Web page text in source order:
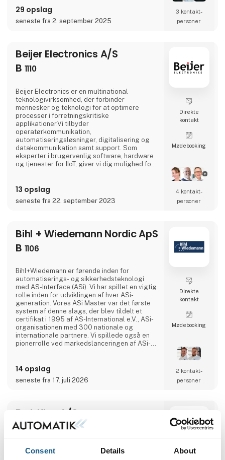
Consent Details About
kombination med hinanden danner et
fuldstændigt indbyrdes afstemt
styringssystem. Vores New Automation
automatiseringsløsninger, som finder
anvendels
29 opslag
seneste fra 2. september 2025
3 kontakt­
personer
Beijer Electronics A/S
B 1110
Beijer Electronics er en multinational
teknologivirksomhed, der forbinder
mennesker og teknologi for at optimere
processer i forretningskritiske
applikationer.Vi tilbyder
operatørkommunikation,
automatiseringsløsninger, digitalisering og
datakommunikation samt support. Som
eksperter i brugervenlig software, hardware
og tjenester for IIoT, giver vi dig mulighed for
1981 med hovedkontor i Malmø, Sverige. I
løbet af de sidste fire årtier har virksomheden
ekspanderet internationalt og er
13 opslag
seneste fra 22. september 2023
Direkte
kontakt
Møde­booking
4 kontakt­
personer
Bihl + Wiedemann Nordic ApS
B 1106
Bihl+Wiedemann er førende inden for
automatiserings- og sikkerhedsteknologi
med AS-Interface (ASi). Vi har spillet en vigtig
rolle inden for udviklingen af hver ASi-
generation. Vores ASi Master var det første
system af denne slags, der blev tildelt et
certifikat i 1995 af AS-International e.V., ASi-
organisationen med 300 nationale og
internationale partnere. Vi spillede også en
pionerrolle ved markedslanceringen af ASi-5-
mængder data meget hurtigere. Siden 2019
har eksempelvis vores ASi-5-moduler
muliggjort simpel og nem tilslutning af en
14 opslag
seneste fra 17. juli 2026
Direkte
kontakt
Møde­booking
2 kontakt­
personer
Brd. Klee A/S
B1588
.Brd. Klee A/S er på Hi-messen 3.-5. oktober